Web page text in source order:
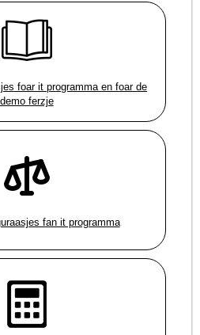
foar it programma en foar de
demo ferzje
fan it programma